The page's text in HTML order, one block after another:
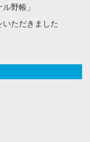
野帳」
いただきました